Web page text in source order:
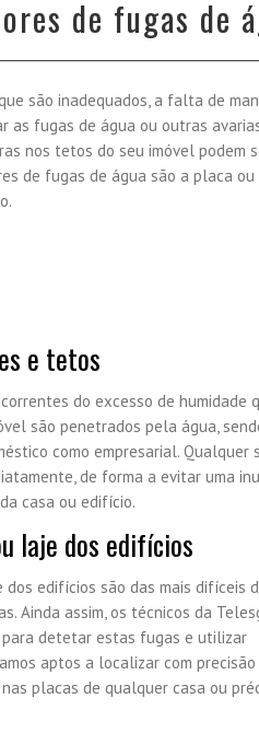
de fugas de
são inadequados, a falta de
fugas de água ou outras
nos tetos do seu imóvel podem
de fugas de água são a placa
e tetos
do excesso de humidade
são penetrados pela água,
como empresarial. Qualquer
de forma a evitar uma
casa ou edifício.
laje dos edifícios
edifícios são das mais difíceis
Ainda assim, os técnicos da
detetar estas fugas e utilizar
aptos a localizar com precisão
placas de qualquer casa ou